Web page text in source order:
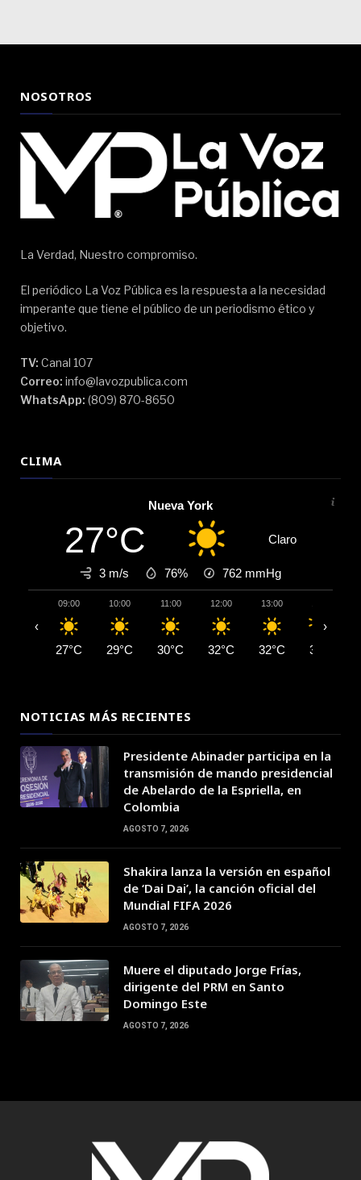
NOSOTROS
La Verdad, Nuestro compromiso.
El periódico La Voz Pública es la respuesta a la necesidad
imperante que tiene el público de un periodismo ético y
objetivo.
TV: Canal 107
Correo: info@lavozpublica.com
WhatsApp: (809) 870-8650
CLIMA
Nueva York
27°C Claro
3 m/s 76% 762 mmHg
09:00
27°C
10:00
29°C
11:00
30°C
12:00
32°C
13:00
32°C 33°C
‹ ›
NOTICIAS MÁS RECIENTES
Presidente Abinader participa en la
transmisión de mando presidencial
de Abelardo de la Espriella, en
Colombia
AGOSTO 7, 2026
Shakira lanza la versión en español
de ‘Dai Dai’, la canción oficial del
Mundial FIFA 2026
AGOSTO 7, 2026
Muere el diputado Jorge Frías,
dirigente del PRM en Santo
Domingo Este
AGOSTO 7, 2026